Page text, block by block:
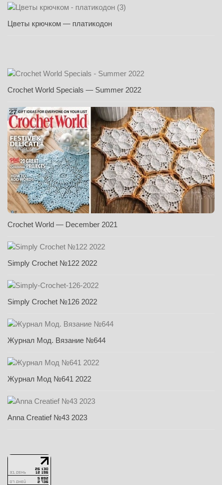
Цветы крючком — платикодон
Crochet World Specials — Summer 2022
Crochet World — December 2021
Simply Crochet №122 2022
Simply Crochet №126 2022
Журнал Мод. Вязание №644
Журнал Мод №641 2022
Anna Creatief №43 2023